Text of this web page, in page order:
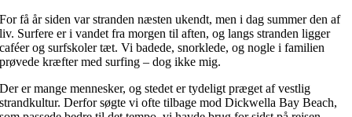
For få år siden var stranden næsten ukendt, men i dag summer den af
liv. Surfere er i vandet fra morgen til aften, og langs stranden ligger
caféer og surfskoler tæt. Vi badede, snorklede, og nogle i familien
prøvede kræfter med surfing – dog ikke mig.
Der er mange mennesker, og stedet er tydeligt præget af vestlig
strandkultur. Derfor søgte vi ofte tilbage mod Dickwella Bay Beach,